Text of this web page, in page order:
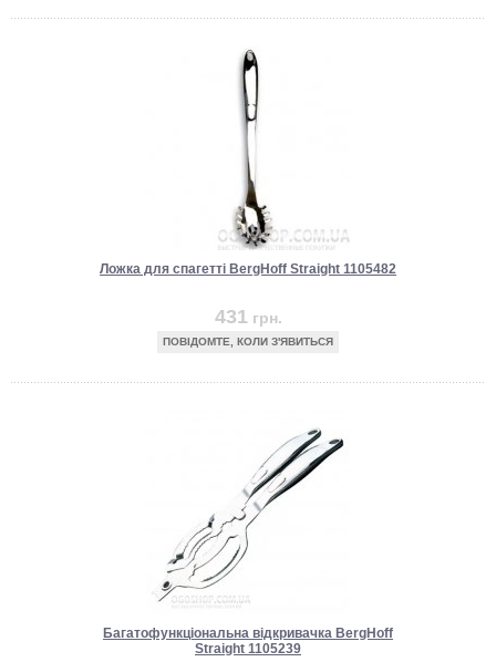
Ложка для спагетті BergHoff Straight 1105482
431 грн.
ПОВІДОМТЕ, КОЛИ З'ЯВИТЬСЯ
Багатофункціональна відкривачка BergHoff
Straight 1105239